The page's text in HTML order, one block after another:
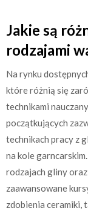
Jakie są
rodzajami
Na rynku
które różnią się
technikami
początkujących
technikach pracy z
na kole
rodzajach gliny
zaawansowane
zdobienia ceramiki,